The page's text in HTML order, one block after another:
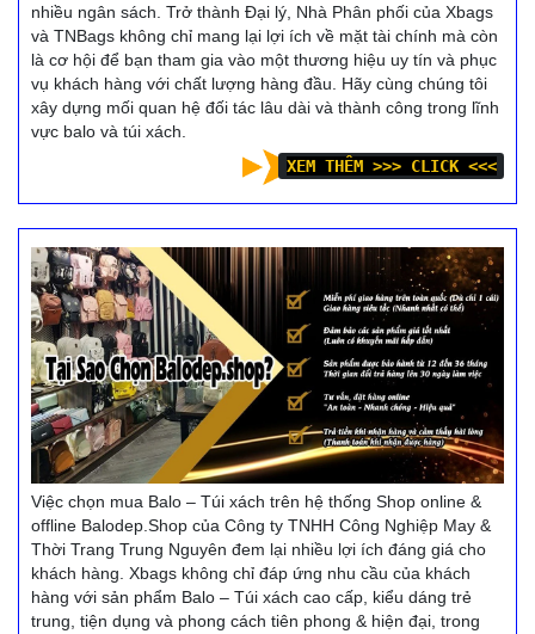
nhiều ngân sách. Trở thành Đại lý, Nhà Phân phối của Xbags
và TNBags không chỉ mang lại lợi ích về mặt tài chính mà còn
là cơ hội để bạn tham gia vào một thương hiệu uy tín và phục
vụ khách hàng với chất lượng hàng đầu. Hãy cùng chúng tôi
xây dựng mối quan hệ đối tác lâu dài và thành công trong lĩnh
vực balo và túi xách.
XEM THÊM >>> CLICK <<<
Việc chọn mua Balo – Túi xách trên hệ thống Shop online &
offline Balodep.Shop của Công ty TNHH Công Nghiệp May &
Thời Trang Trung Nguyên đem lại nhiều lợi ích đáng giá cho
khách hàng. Xbags không chỉ đáp ứng nhu cầu của khách
hàng với sản phẩm Balo – Túi xách cao cấp, kiểu dáng trẻ
trung, tiện dụng và phong cách tiên phong & hiện đại, trong